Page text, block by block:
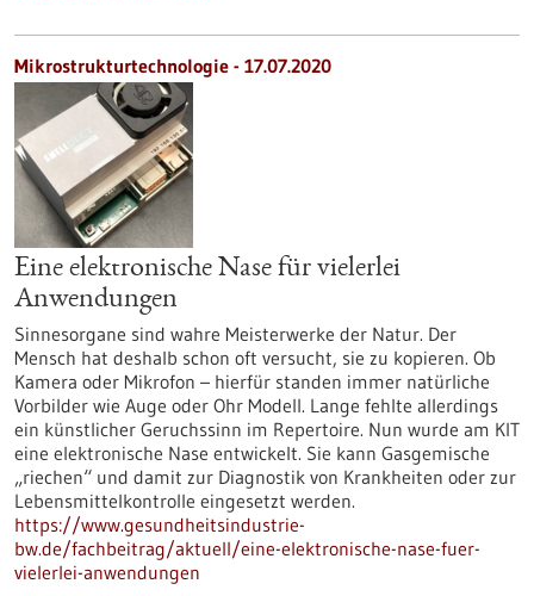
Mikrostrukturtechnologie - 17.07.2020
Eine elektronische Nase für vielerlei
Anwendungen
Sinnesorgane sind wahre Meisterwerke der Natur. Der
Mensch hat deshalb schon oft versucht, sie zu kopieren. Ob
Kamera oder Mikrofon – hierfür standen immer natürliche
Vorbilder wie Auge oder Ohr Modell. Lange fehlte allerdings
ein künstlicher Geruchssinn im Repertoire. Nun wurde am KIT
eine elektronische Nase entwickelt. Sie kann Gasgemische
„riechen“ und damit zur Diagnostik von Krankheiten oder zur
Lebensmittelkontrolle eingesetzt werden.
https://www.gesundheitsindustrie-
bw.de/fachbeitrag/aktuell/eine-elektronische-nase-fuer-
vielerlei-anwendungen